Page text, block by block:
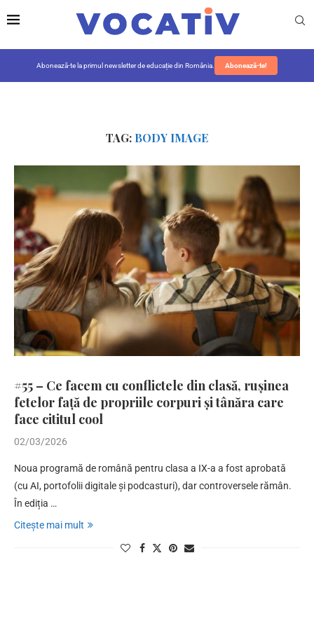
Abonează-te la primul newsletter de educație din România. Abonează-te!
TAG: BODY IMAGE
#55 – Ce facem cu conflictele din clasă, rușinea
fetelor față de propriile corpuri și tânăra care
face cititul cool
02/03/2026
Noua programă de română pentru clasa a IX-a a fost aprobată
(cu AI, portofolii digitale și podcasturi), dar controversele rămân.
În ediția …
Citește mai mult